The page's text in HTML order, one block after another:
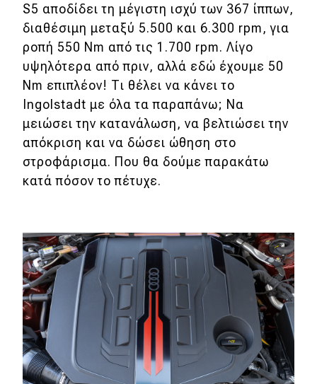
S5 αποδίδει τη μέγιστη ισχύ των 367 ίππων,
διαθέσιμη μεταξύ 5.500 και 6.300 rpm, για
ροπή 550 Nm από τις 1.700 rpm. Λίγο
υψηλότερα από πριν, αλλά εδώ έχουμε 50
Nm επιπλέον! Τι θέλει να κάνει το
Ingolstadt με όλα τα παραπάνω; Να
μειώσει την κατανάλωση, να βελτιώσει την
απόκριση και να δώσει ώθηση στο
στροφάρισμα. Που θα δούμε παρακάτω
κατά πόσον το πέτυχε.